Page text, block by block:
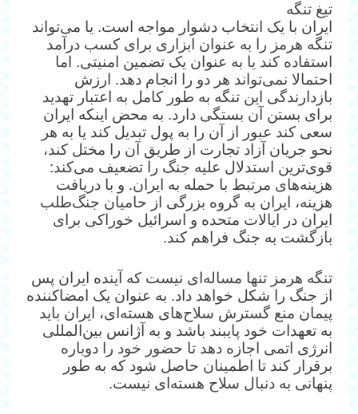
تیغ تنگه
ایران با یک انتخاب دشوار مواجه است. یا می‌تواند
تنگه هرمز را به عنوان ابزاری برای کسب درآمد
استفاده کند یا به عنوان یک تضمین امنیتی. اما
احتمالا نمی‌تواند هر دو را انجام دهد. ارزش
بازدارندگی این تنگه به طور کامل به اعتبار تهدید
برای بستن آن بستگی دارد. به محض اینکه ایران
سعی کند عبور از آن را به پول تبدیل کند یا به هر
نحو جریان آزاد تجارت از طریق آن را مختل کند،
قوی‌ترین استدلال علیه جنگ را تضعیف می‌کند:
هزینه‌های مرتبط با حمله به ایران. و با دریافت
هزینه، ایران به گروه بزرگی از حامیان جنگ‌طلب
ایران در ایالات متحده و اسرائیل خوراکی برای
بازگشت به جنگ فراهم کند.
تنگه هرمز تنها مساله‌ای نیست که آینده ایران پس
از جنگ را شکل خواهد داد. به عنوان یک امضاکننده
پیمان منع گسترش سلاح‌های هسته‌ای، ایران باید
به تعهدات خود پایبند باشد و به آژانس بین‌المللی
انرژی اتمی اجازه دهد تا حضور خود را دوباره
برقرار کند تا اطمینان حاصل شود که به طور
پنهانی به دنبال سلاح هسته‌ای نیست.